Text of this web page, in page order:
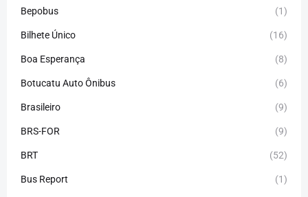
Bepobus (1)
Bilhete Único (16)
Boa Esperança (8)
Botucatu Auto Ônibus (6)
Brasileiro (9)
BRS-FOR (9)
BRT (52)
Bus Report (1)